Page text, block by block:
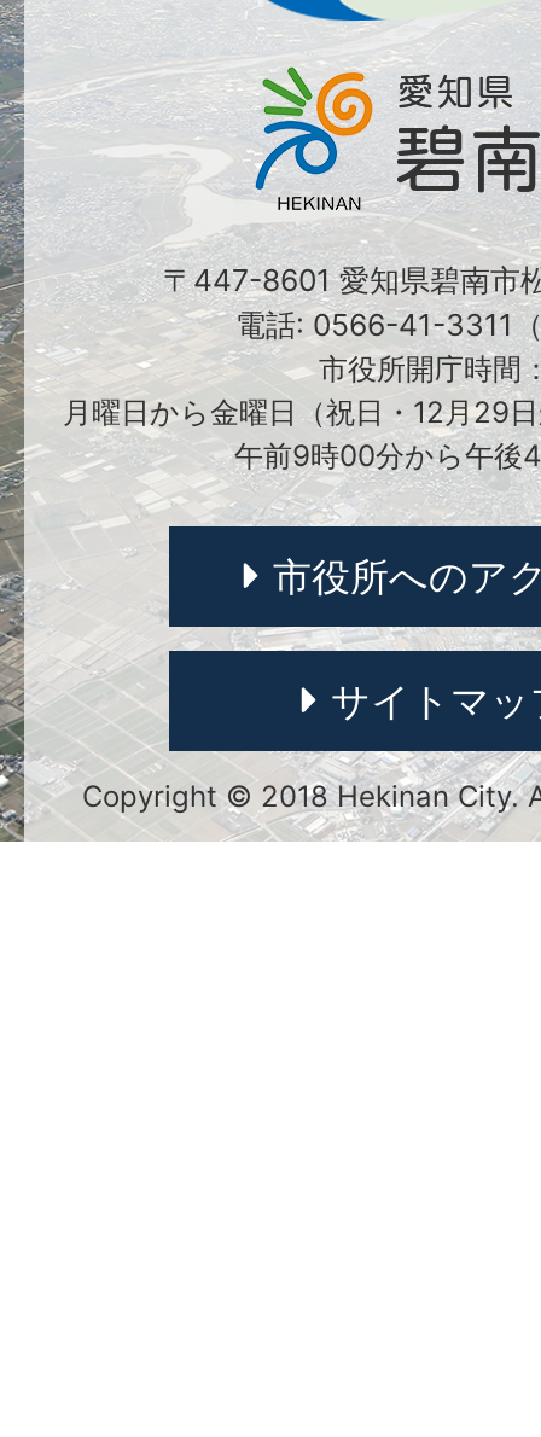
〒447-8601 愛知県碧南市
電話: 0566-41-3311
市役所開庁時間
月曜日から金曜日（祝日・12月29
午前9時00分から午後
市役所へのア
サイトマッ
Copyright © 2018 Hekinan City.